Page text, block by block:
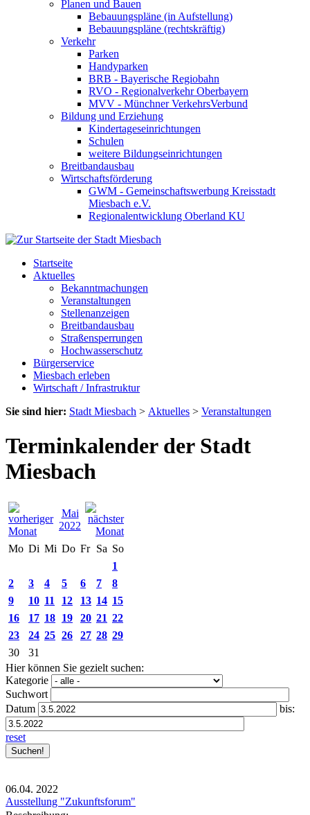
Planen und Bauen
Bebauungspläne (in Aufstellung)
Bebauungspläne (rechtskräftig)
Verkehr
Parken
Handyparken
BRB - Bayerische Regiobahn
RVO - Regionalverkehr Oberbayern
MVV - Münchner VerkehrsVerbund
Bildung und Erziehung
Kindertageseinrichtungen
Schulen
weitere Bildungseinrichtungen
Breitbandausbau
Wirtschaftsförderung
GWM - Gemeinschaftswerbung Kreisstadt
Miesbach e.V.
Regionalentwicklung Oberland KU
Startseite
Aktuelles
Bekanntmachungen
Veranstaltungen
Stellenanzeigen
Breitbandausbau
Straßensperrungen
Hochwasserschutz
Bürgerservice
Miesbach erleben
Wirtschaft / Infrastruktur
Sie sind hier: Stadt Miesbach > Aktuelles > Veranstaltungen
Terminkalender der Stadt
Miesbach
Mai
2022
Mo Di Mi Do Fr Sa So
1
2
3 4 5 6 7
8
9
10 11 12 13 14 15
16
17 18 19 20 21 22
23
24 25 26 27 28 29
30
31
Hier können Sie gezielt suchen:
Kategorie
Suchwort
Datum
bis:
reset
06.04. 2022
Ausstellung "Zukunftsforum"